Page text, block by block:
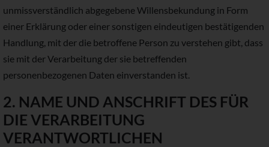
unmissverständlich abgegebene Willensbekundung in Form
einer Erklärung oder einer sonstigen eindeutigen bestätigenden
Handlung, mit der die betroffene Person zu verstehen gibt, dass
sie mit der Verarbeitung der sie betreffenden
personenbezogenen Daten einverstanden ist.
2. NAME UND ANSCHRIFT DES FÜR
DIE VERARBEITUNG
VERANTWORTLICHEN